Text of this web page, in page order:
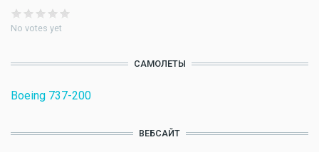
No votes yet
САМОЛЕТЫ
Boeing 737-200
ВЕБСАЙТ